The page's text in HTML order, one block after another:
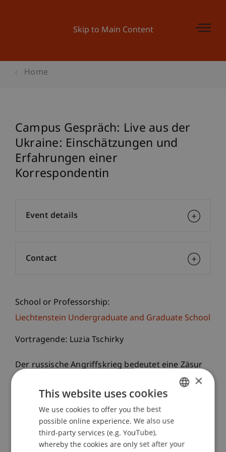
Skip to Main Content
Home
Campus Gespräch: Live aus der
Ukraine: Einschätzungen und
Erfahrungen einer
Korrespondentin
School or Professorship:
Liechtenstein Undergraduate and Graduate School
Vortragende: Luzia Tschirky
Der russische Angriffskrieg bedeutet eine Zäsur
für die Ukraine und für ganz Europa. Ein Ende
dieses Krieges ist aller diplomatischen Gespräche
2. Weltkrieges kam es zu einem so grossen Krieg
auf dem europäischen Kontinent. Das Gefühl der
Sicherheit der vergangenen Jahrzehnte wird
Event details
Contact
ENGLISH
×
This website uses cookies
We use cookies to offer you the best
possible online experience. We also use
third-party services (e.g. YouTube),
whereby the cookies are only set after your